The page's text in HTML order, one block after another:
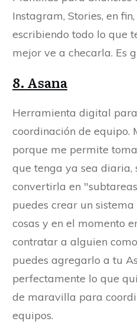
Instagram, Stories, en
escribiendo todo lo que
mejor ve a checarla. Es
8. Asana
Herramienta digital
coordinación de equipo.
porque me permite
que tenga ya sea diaria,
convertirla en
puedes crear un
cosas y en el momento
contratar a alguien
puedes agregarlo a tu
perfectamente lo que
de maravilla para
equipos.